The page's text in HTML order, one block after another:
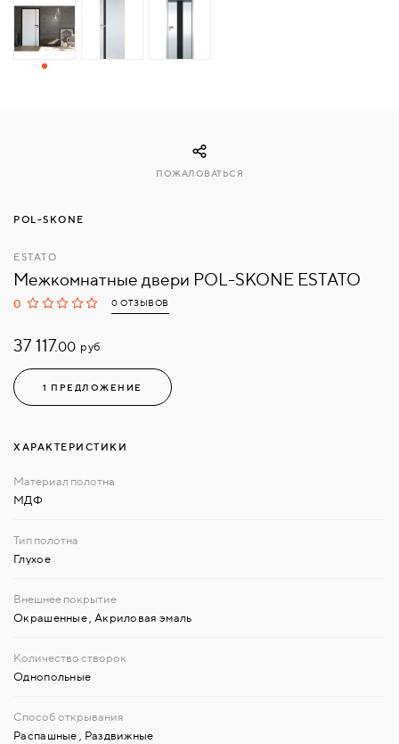
СВЯЗАТЬСЯ
POL-SKONE
ESTATO
Межкомнатные двери POL-SKONE ESTATO
0 0 ОТЗЫВОВ
37 117.00 руб
1 ПРЕДЛОЖЕНИЕ
ПОЖАЛОВАТЬСЯ
ХАРАКТЕРИСТИКИ
МДФ
Глухое
Окрашенные Акриловая эмаль
Однопольные
Распашные Раздвижные